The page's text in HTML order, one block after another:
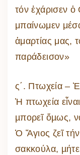
τόν ἐχάρισεν
μπαίνωμεν
ἁμαρτίας μας,
παράδεισον»
ς΄. Πτωχεία –
Ἡ πτωχεία
µπορεῖ ὅµως,
Ὁ Ἅγιος ζεῖ
σακκούλα,